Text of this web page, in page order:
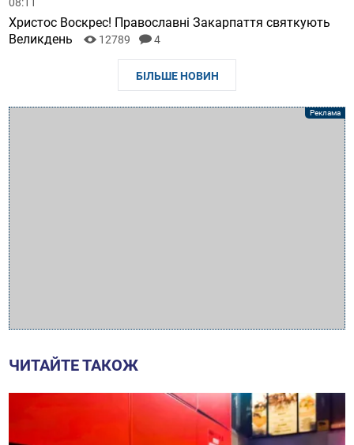
08:11
Христос Воскрес! Православні Закарпаття святкують
Великдень
12789 4
БІЛЬШЕ НОВИН
ЧИТАЙТЕ ТАКОЖ